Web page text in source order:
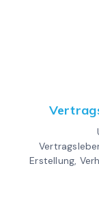
Erstellung,